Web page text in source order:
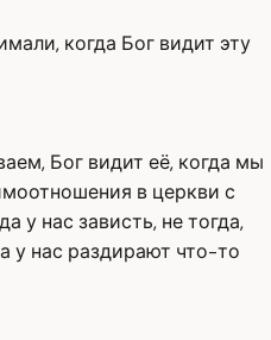
когда Бог видит эту
Бог видит её, когда мы
в церкви с
у нас зависть, не тогда,
у нас раздирают что-то